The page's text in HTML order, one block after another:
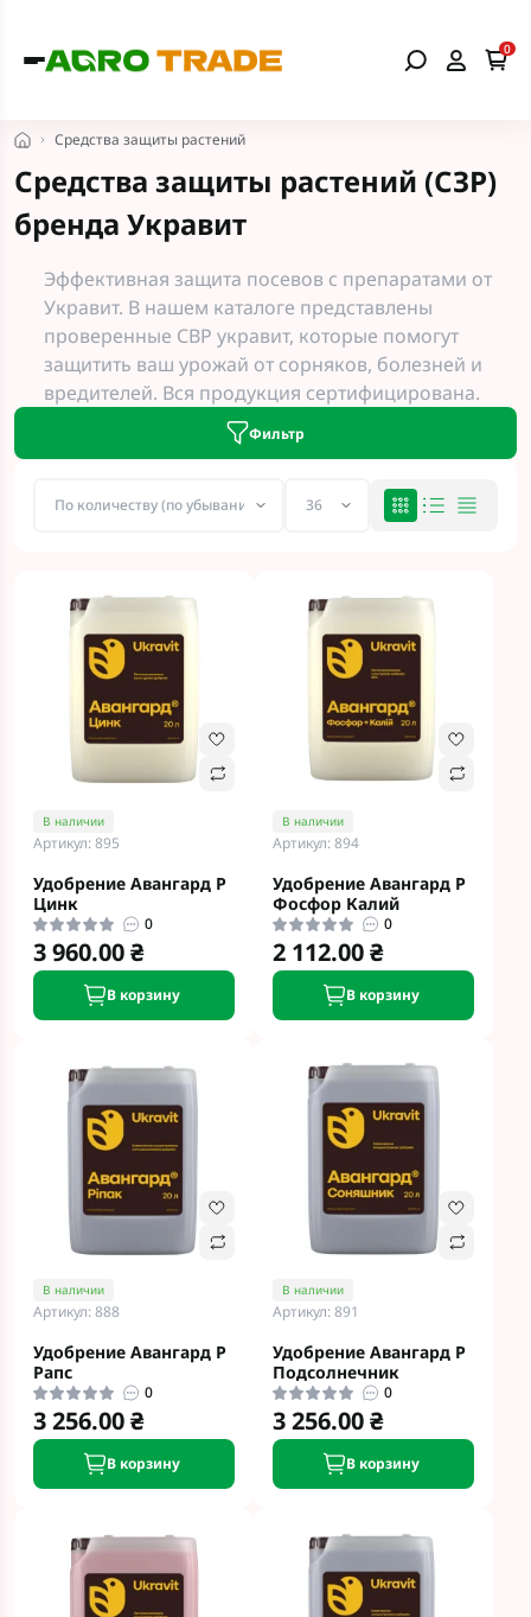
0
Средства защиты растений
Средства защиты растений (СЗР)
бренда Укравит
Эффективная защита посевов с препаратами от
Укравит. В нашем каталоге представлены
проверенные СВР укравит, которые помогут
защитить ваш урожай от сорняков, болезней и
вредителей. Вся продукция сертифицирована.
Фильтр
В наличии
Артикул: 895
Удобрение Авангард Р
Цинк
0
3 960.00 ₴
В корзину
В наличии
Артикул: 894
Удобрение Авангард Р
Фосфор Калий
0
2 112.00 ₴
В корзину
В наличии
Артикул: 888
Удобрение Авангард Р
Рапс
0
3 256.00 ₴
В корзину
В наличии
Артикул: 891
Удобрение Авангард Р
Подсолнечник
0
3 256.00 ₴
В корзину